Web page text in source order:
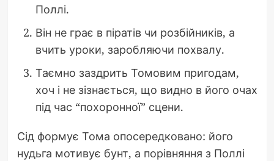
Поллі.
Він не грає в піратів чи розбійників, а
вчить уроки, заробляючи похвалу.
Таємно заздрить Томовим пригодам,
хоч і не зізнається, що видно в його очах
під час “похоронної” сцени.
Сід формує Тома опосередковано: його
нудьга мотивує бунт, а порівняння з Поллі